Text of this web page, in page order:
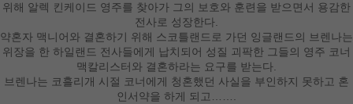
위해 알렉 킨케이드 영주를 찾아가 그의 보호와 훈련을 받으면서 용감한
전사로 성장한다.
약혼자 맥니어와 결혼하기 위해 스코틀랜드로 가던 잉글랜드의 브렌나는
위장을 한 하일랜드 전사들에게 납치되어 성질 괴팍한 그들의 영주 코너
맥칼리스터와 결혼하라는 요구를 받는다.
브렌나는 코흘리개 시절 코너에게 청혼했던 사실을 부인하지 못하고 혼
인서약을 하게 되고…….